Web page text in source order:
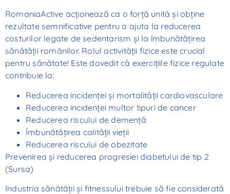
RomaniaActive acţionează ca o forţă unită şi obţine
rezultate semnificative pentru a ajuta la reducerea
costurilor legate de sedentarism şi la îmbunătăţirea
sănătăţii românilor. Rolul activităţii fizice este crucial
pentru sănătate! Este dovedit că exerciţiile fizice regulate
contribuie la:
Reducerea incidenţei şi mortalităţii cardiovasculare
Reducerea incidenţei multor tipuri de cancer
Reducerea riscului de demenţă
Îmbunătăţirea calităţii vieţii
Reducerea riscului de obezitate
Prevenirea şi reducerea progresiei diabetului de tip 2
(Sursa)
Industria sănătăţii şi fitnessului trebuie să fie considerată